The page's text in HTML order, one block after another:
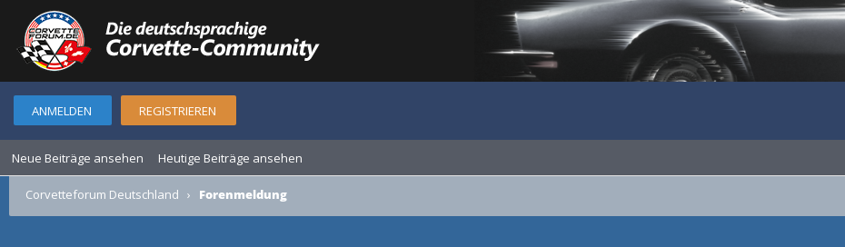
ANMELDEN REGISTRIEREN
Neue Beiträge ansehen Heutige Beiträge ansehen
Corvetteforum Deutschland › Forenmeldung